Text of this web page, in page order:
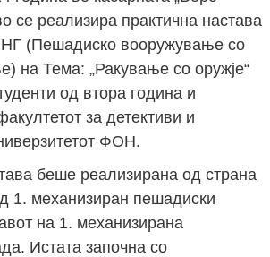
се реализира практична настава
(Пешадиско вооружување со
на Тема: „Ракување со оружје“
од втора година и
за детективи и
ФОН.
беше реализирана од страна
1. механизиран пешадиски
на 1. механизирана
Истата започна со